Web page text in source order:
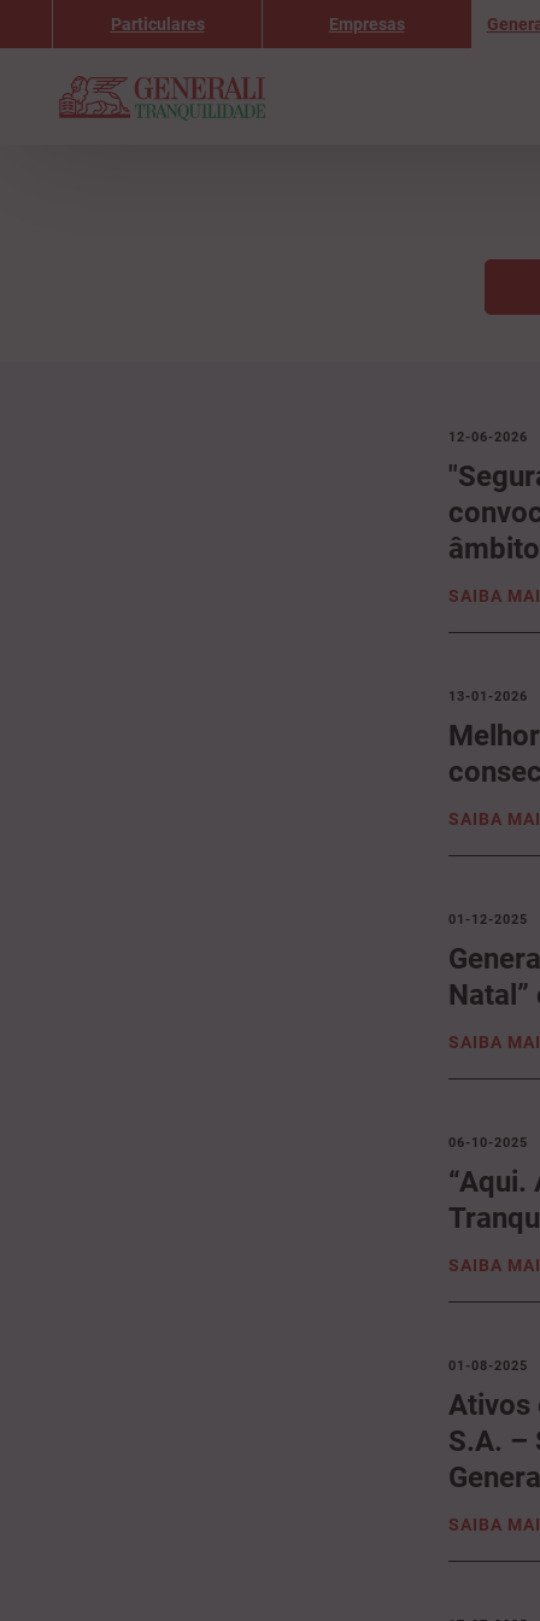
Particulares Empresas
12-06-2026
SAIBA
13-01-2026
SAIBA
01-12-2025
SAIBA
06-10-2025
“Aqui.
SAIBA
01-08-2025
Ativos
S.A. –
SAIBA